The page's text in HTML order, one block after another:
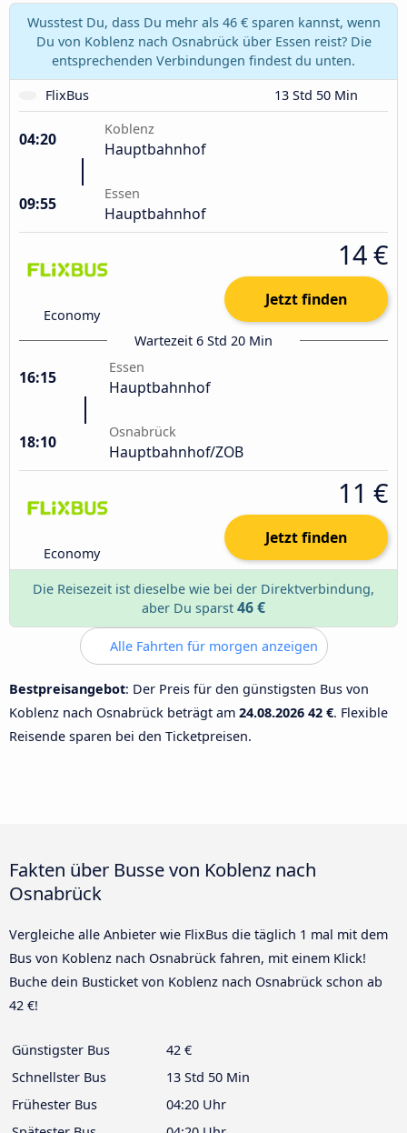
Wusstest Du, dass Du mehr als 46 € sparen kannst, wenn
Du von Koblenz nach Osnabrück über Essen reist? Die
entsprechenden Verbindungen findest du unten.
FlixBus
13 Std 50 Min
04:20
Koblenz
Hauptbahnhof
09:55
Essen
Hauptbahnhof
Economy
14 €
Jetzt finden
Wartezeit 6 Std 20 Min
16:15
Essen
Hauptbahnhof
18:10
Osnabrück
Hauptbahnhof/ZOB
Economy
11 €
Jetzt finden
Die Reisezeit ist dieselbe wie bei der Direktverbindung,
aber Du sparst 46 €
Alle Fahrten für morgen anzeigen
Bestpreisangebot: Der Preis für den günstigsten Bus von
Koblenz nach Osnabrück beträgt am 24.08.2026 42 €. Flexible
Reisende sparen bei den Ticketpreisen.
Fakten über Busse von Koblenz nach
Osnabrück
Vergleiche alle Anbieter wie FlixBus die täglich 1 mal mit dem
Bus von Koblenz nach Osnabrück fahren, mit einem Klick!
Buche dein Busticket von Koblenz nach Osnabrück schon ab
42 €!
Günstigster Bus
42 €
Schnellster Bus
13 Std 50 Min
Frühester Bus
04:20 Uhr